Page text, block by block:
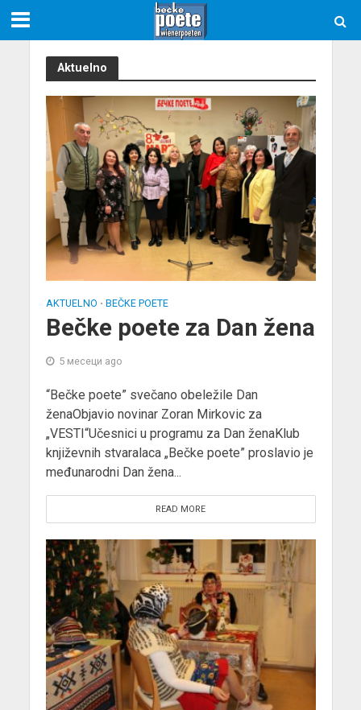
Aktuelno
AKTUELNO • BEČKE POETE
Bečke poete za Dan žena
5 месеци ago
“Bečke poete” svečano obeležile Dan
ženaObjavio novinar Zoran Mirkovic za
„VESTI“Učesnici u programu za Dan ženaKlub
književnih stvaralaca „Bečke poete” proslavio je
međunarodni Dan žena...
READ MORE